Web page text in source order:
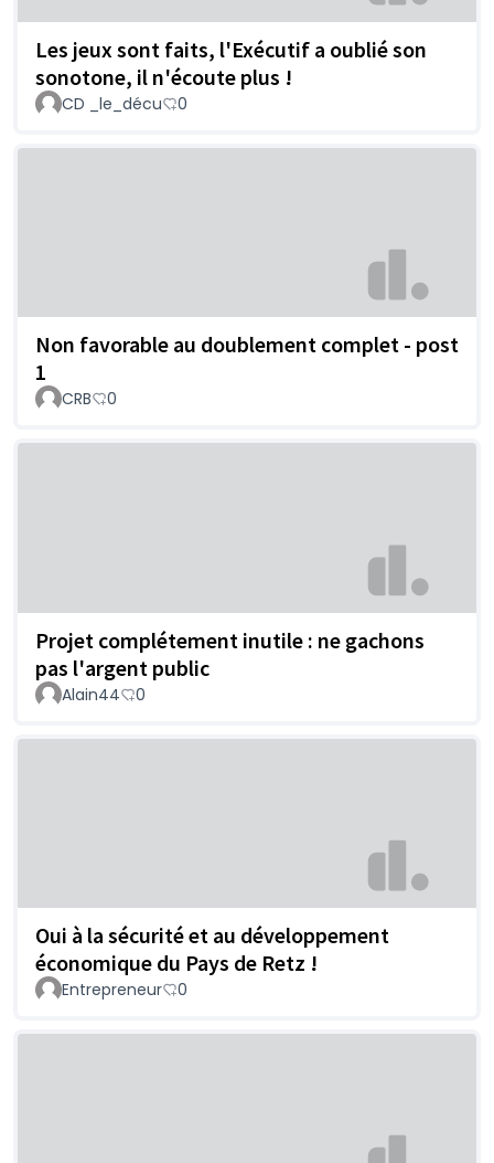
Les jeux sont faits, l'Exécutif a oublié son
sonotone, il n'écoute plus !
CD _le_décu 0
Non favorable au doublement complet - post
1
CRB 0
Projet complétement inutile : ne gachons
pas l'argent public
Alain44 0
Oui à la sécurité et au développement
économique du Pays de Retz !
Entrepreneur 0